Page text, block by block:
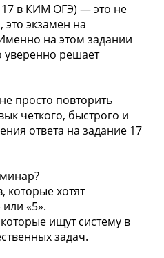
в КИМ ОГЭ) — это не
экзамен на
на этом задании
уверенно решает
просто повторить
четкого, быстрого и
ответа на задание 17
которые хотят
«5».
ищут систему в
задач.